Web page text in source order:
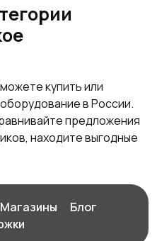
купить или
в России.
предложения
находите выгодные
Магазины
Блог